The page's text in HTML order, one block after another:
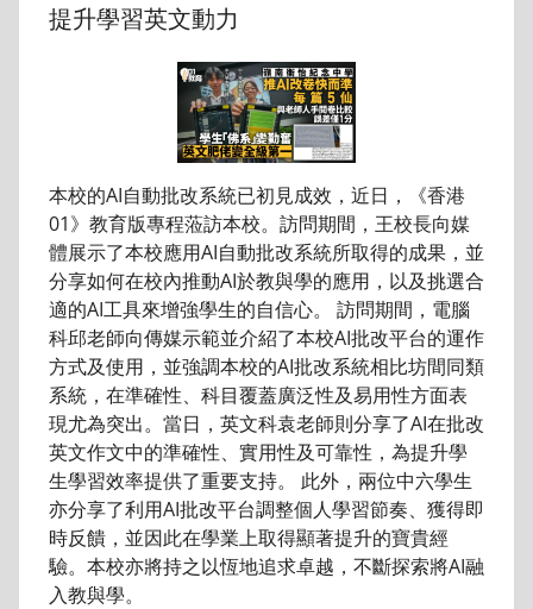
提升學習英文動力
本校的AI自動批改系統已初見成效，近日，《香港
01》教育版專程蒞訪本校。訪問期間，王校長向媒
體展示了本校應用AI自動批改系統所取得的成果，並
分享如何在校內推動AI於教與學的應用，以及挑選合
適的AI工具來增強學生的自信心。 訪問期間，電腦
科邱老師向傳媒示範並介紹了本校AI批改平台的運作
方式及使用，並強調本校的AI批改系統相比坊間同類
系統，在準確性、科目覆蓋廣泛性及易用性方面表
現尤為突出。當日，英文科袁老師則分享了AI在批改
英文作文中的準確性、實用性及可靠性，為提升學
生學習效率提供了重要支持。 此外，兩位中六學生
亦分享了利用AI批改平台調整個人學習節奏、獲得即
時反饋，並因此在學業上取得顯著提升的寶貴經
驗。本校亦將持之以恆地追求卓越，不斷探索將AI融
入教與學。